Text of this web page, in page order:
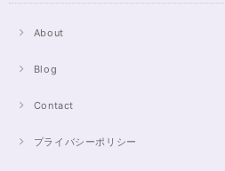
About
Blog
Contact
プライバシーポリシー